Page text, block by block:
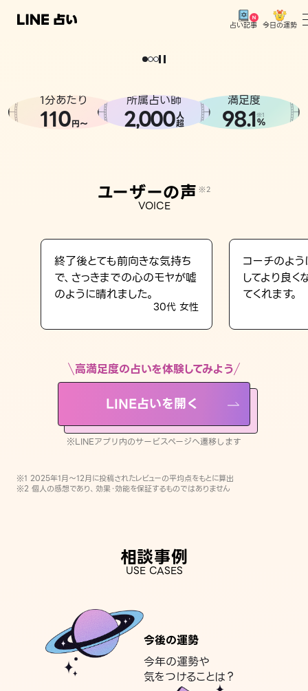
占い記事 今日の運勢
相談事例
LINE占いを開く
※LINEアプリ内のサービスページへ遷移します
どうせなら
。
1分あたり
110円〜
所属占い師
2,000人
超
満足度
98.1※1
%
ユーザーの声 ※2
VOICE
終了後とても前向きな気持ち
で、さっきまでの心のモヤが嘘
のように晴れました。
30代 女性
コーチのよ
してより良
てくれます。
高満足度の占いを体験してみよう
LINE占いを開く
※LINEアプリ内のサービスページへ遷移します
※1 2025年1月〜12月に投稿されたレビューの平均点をもとに算出
※2 個人の感想であり、効果・効能を保証するものではありません
相談事例
USE CASES
今後の運勢
今年の運勢や
気をつけることは？